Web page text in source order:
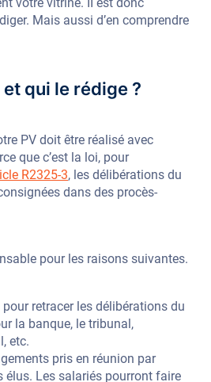
Mais aussi d’en comprendre
qui le rédige ?
PV doit être réalisé avec
que c’est la loi, pour
R2325-3, les délibérations du
dans des procès-
pour les raisons suivantes.
retracer les délibérations du
la banque, le tribunal,
etc.
pris en réunion par
élus. Les salariés pourront faire